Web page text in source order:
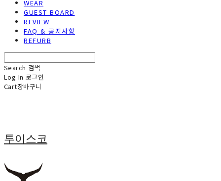
WEAR
GUEST BOARD
REVIEW
FAQ & 공지사항
REFURB
Search 검색
Log In 로그인
Cart장바구니
투이스코